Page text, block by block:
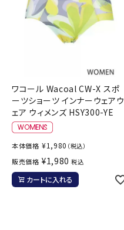
ワコール Wacoal CW-X スポ
ーツショーツ インナーウェアウ
ェア ウィメンズ HSY300-YE
本体価格 ¥1,980 （税込）
販売価格 ¥1,980 税込
カートに入れる